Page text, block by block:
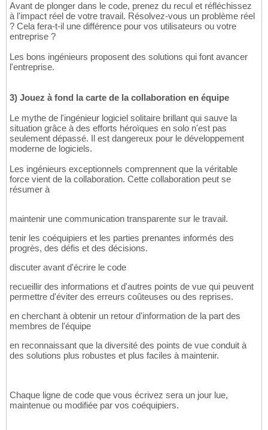
Avant de plonger dans le code, prenez du recul et réfléchissez
à l'impact réel de votre travail. Résolvez-vous un problème réel
? Cela fera-t-il une différence pour vos utilisateurs ou votre
entreprise ?
Les bons ingénieurs proposent des solutions qui font avancer
l'entreprise.
3) Jouez à fond la carte de la collaboration en équipe
Le mythe de l'ingénieur logiciel solitaire brillant qui sauve la
situation grâce à des efforts héroïques en solo n'est pas
seulement dépassé. Il est dangereux pour le développement
moderne de logiciels.
Les ingénieurs exceptionnels comprennent que la véritable
force vient de la collaboration. Cette collaboration peut se
résumer à
maintenir une communication transparente sur le travail.
tenir les coéquipiers et les parties prenantes informés des
progrès, des défis et des décisions.
discuter avant d'écrire le code
recueillir des informations et d'autres points de vue qui peuvent
permettre d'éviter des erreurs coûteuses ou des reprises.
en cherchant à obtenir un retour d'information de la part des
membres de l'équipe
en reconnaissant que la diversité des points de vue conduit à
des solutions plus robustes et plus faciles à maintenir.
Chaque ligne de code que vous écrivez sera un jour lue,
maintenue ou modifiée par vos coéquipiers.